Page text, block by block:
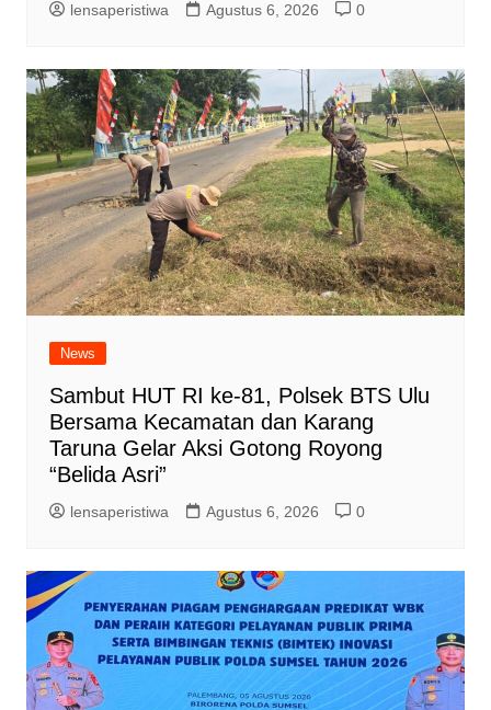
lensaperistiwa Agustus 6, 2026 0
News
Sambut HUT RI ke-81, Polsek BTS Ulu
Bersama Kecamatan dan Karang
Taruna Gelar Aksi Gotong Royong
“Belida Asri”
lensaperistiwa Agustus 6, 2026 0